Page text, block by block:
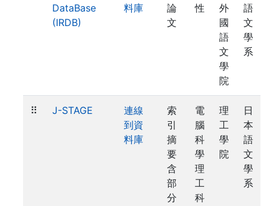
DataBase
(IRDB)
料庫
論
文
性
外
國
語
文
學
院
語
文
學
系
⠿ J-STAGE
連線
到資
料庫
索
引
摘
要
含
部
分
電
腦
科
學
理
工
科
理
工
學
院
日
本
語
文
學
系